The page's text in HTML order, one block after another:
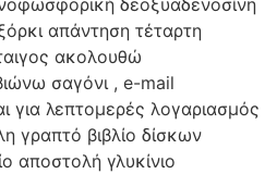
απάντηση τέταρτη
ακολουθώ
σαγόνι , e-mail
για λεπτομερές λογαριασμός
γραπτό βιβλίο δίσκων
αποστολή γλυκίνιο